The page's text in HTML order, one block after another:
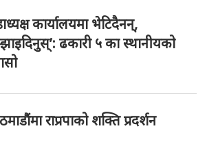
कार्यालयमा भेटिदैनन्,
ढकारी ५ का स्थानीयको
राप्रपाको शक्ति प्रदर्शन